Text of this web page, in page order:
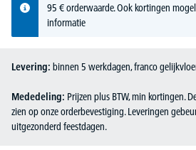
95 € orderwaarde. Ook kortingen
informatie
Levering: binnen 5 werkdagen, franco
Mededeling: Prijzen plus BTW, min kortingen.
zien op onze orderbevestiging. Leveringen
uitgezonderd feestdagen.